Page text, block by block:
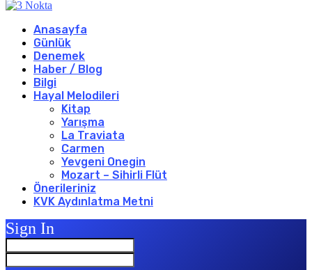
Anasayfa
Günlük
Denemek
Haber / Blog
Bilgi
Hayal Melodileri
Kitap
Yarışma
La Traviata
Carmen
Yevgeni Onegin
Mozart – Sihirli Flüt
Önerileriniz
KVK Aydınlatma Metni
Sign In